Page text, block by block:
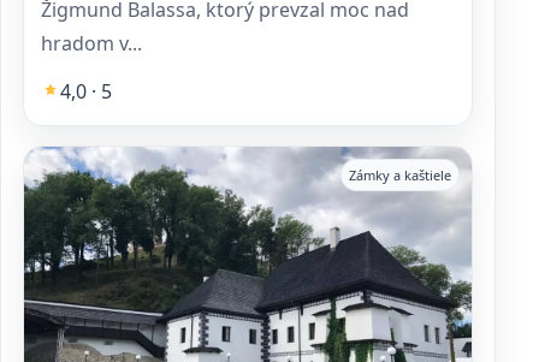
Žigmund Balassa, ktorý prevzal moc nad
hradom v...
4,0 · 5
Zámky a kaštiele